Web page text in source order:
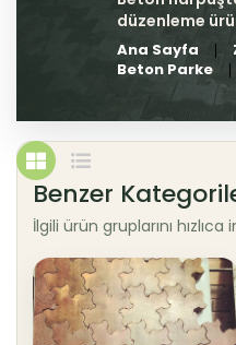
Ana Sayfa
Beton Parke
Benzer
İlgili ürün gruplarını hızlıca